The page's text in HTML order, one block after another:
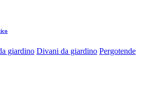
giardino Divani da giardino Pergotende